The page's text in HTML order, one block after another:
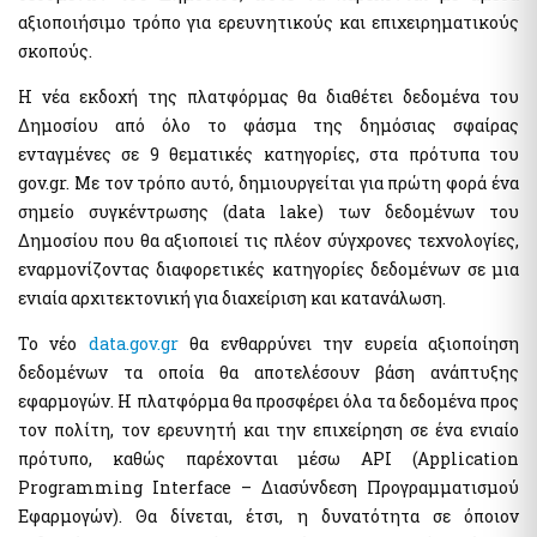
Μισθοδοσία υπαλλήλων Υπ. Οικονομικών & Εποπτευόμενων
Φορέων
e-Δελτίο Ατομικής Υπηρεσιακής Κατάστασης (ΔΑΥΚ)
Ακίνητα
Εκτιμήσεις Τιμών Ζώνης ΑΠΑΑ
Μητρώο Αξιών Μεταβιβάσεων Ακινήτων
Φύλλα Υπολογισμού ΑΠΑΑ
Οδηγίες - Έντυπα
e-Έντυπα
Λοιπές Υπηρεσίες Δ.Δ.
Εθνικό Μητρώο Επικοινωνίας (Ε.Μ.Επ) Κέντρο Ειδοποιήσεων
Κράτος φιλικό προς τον πολίτη (ΔΔ)
Υπηρεσία Εξουσιοδότησης Χρηστών Οριζόντιων
Πληροφοριακών Συστημάτων Δημόσιας Διοίκησης
Αιγιαλοί - Δημόσια Περιουσία
e-Δημοπρασίες Αιγιαλών
e-Aιτήσεις προς τις Υπηρεσίες Δημόσιας Περιουσίας
Ψηφιακές Υπηρεσίες Κοινωφελών Περιουσιών
Επιχειρήσεις
Εξωδικαστικός Μηχανισμός
Μητρώο Δεξαμενών Ενεργειακών Προϊόντων
Μητρώο Πραγματικών Δικαιούχων
Προστασία επιχειρήσεων πληγέντων Κορωνοϊού Αίτηση
υπαγωγής στη διαδικασία συνεισφοράς Δημοσίου στην
αποπληρωμή επιχειρηματικών δανείων
Know Your Business – (eGov-KYB)
Σύστημα Ιχνηλασιμότητας Καπνικών Προϊόντων (ID Issuer)
Aκίνητα
αξιοποιήσιμο τρόπο για ερευνητικούς και επιχειρηματικούς
σκοπούς.
Η νέα εκδοχή της πλατφόρμας θα διαθέτει δεδομένα του
Δημοσίου από όλο το φάσμα της δημόσιας σφαίρας
ενταγμένες σε 9 θεματικές κατηγορίες, στα πρότυπα του
gov.gr. Με τον τρόπο αυτό, δημιουργείται για πρώτη φορά ένα
σημείο συγκέντρωσης (data lake) των δεδομένων του
Δημοσίου που θα αξιοποιεί τις πλέον σύγχρονες τεχνολογίες,
εναρμονίζοντας διαφορετικές κατηγορίες δεδομένων σε μια
ενιαία αρχιτεκτονική για διαχείριση και κατανάλωση.
Το νέο data.gov.grθα ενθαρρύνει την ευρεία αξιοποίηση
δεδομένων τα οποία θα αποτελέσουν βάση ανάπτυξης
εφαρμογών. Η πλατφόρμα θα προσφέρει όλα τα δεδομένα προς
τον πολίτη, τον ερευνητή και την επιχείρηση σε ένα ενιαίο
πρότυπο, καθώς παρέχονται μέσω API (Application
Programming Interface – Διασύνδεση Προγραμματισμού
Εφαρμογών). Θα δίνεται, έτσι, η δυνατότητα σε όποιον